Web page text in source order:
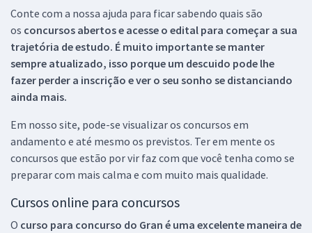
Conte com a nossa ajuda para ficar sabendo quais são
os concursos abertos e acesse o edital para começar a sua
trajetória de estudo. É muito importante se manter
sempre atualizado, isso porque um descuido pode lhe
fazer perder a inscrição e ver o seu sonho se distanciando
ainda mais.
Em nosso site, pode-se visualizar os concursos em
andamento e até mesmo os previstos. Ter em mente os
concursos que estão por vir faz com que você tenha como se
preparar com mais calma e com muito mais qualidade.
Cursos online para concursos
O curso para concurso do Gran é uma excelente maneira de